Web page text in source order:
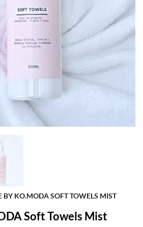
BY KO.MODA SOFT TOWELS MIST
Soft Towels Mist